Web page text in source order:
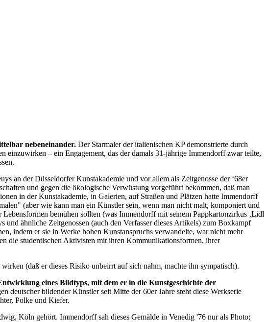
nebeneinander. Der Starmaler der italienischen KP demonstrierte durch
einzuwirken – ein Engagement, das der damals 31-jährige Immendorff zwar teilte,
an der Düsseldorfer Kunstakademie und vor allem als Zeitgenosse der ‘68er
und gegen die ökologische Verwüstung vorgeführt bekommen, daß man
in der Kunstakademie, in Galerien, auf Straßen und Plätzen hatte Immendorff
(aber wie kann man ein Künstler sein, wenn man nicht malt, komponiert und
bemühen sollten (was Immendorff mit seinem Pappkartonzirkus ‚Lidl
ähnliche Zeitgenossen (auch den Verfasser dieses Artikels) zum Boxkampf
indem er sie in Werke hohen Kunstanspruchs verwandelte, war nicht mehr
die studentischen Aktivisten mit ihren Kommunikationsformen, ihrer
(daß er dieses Risiko unbeirrt auf sich nahm, machte ihn sympatisch).
eines Bildtyps, mit dem er in die Kunstgeschichte der
deutscher bildender Künstler seit Mitte der 60er Jahre steht diese Werkserie
Polke und Kiefer.
Köln gehört. Immendorff sah dieses Gemälde in Venedig '76 nur als Photo;